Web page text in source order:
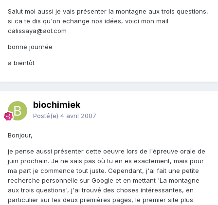
Salut moi aussi je vais présenter la montagne aux trois questions,
si ca te dis qu'on echange nos idées, voici mon mail
calissaya@aol.com
bonne journée
a bientôt
biochimiek
Posté(e) 4 avril 2007
Bonjour,
je pense aussi présenter cette oeuvre lors de l'épreuve orale de
juin prochain. Je ne sais pas où tu en es exactement, mais pour
ma part je commence tout juste. Cependant, j'ai fait une petite
recherche personnelle sur Google et en mettant 'La montagne
aux trois questions', j'ai trouvé des choses intéressantes, en
particulier sur les deux premières pages, le premier site plus